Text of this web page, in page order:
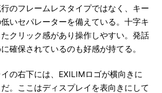
のフレームレスタイプではなく、キー
いセパレーターを備えている。十字キ
クリック感があり操作しやすい。発話
確保されているのも好感が持てる。
の右下には、EXILIMロゴが横向きに
。ここはディスプレイを表向きにして